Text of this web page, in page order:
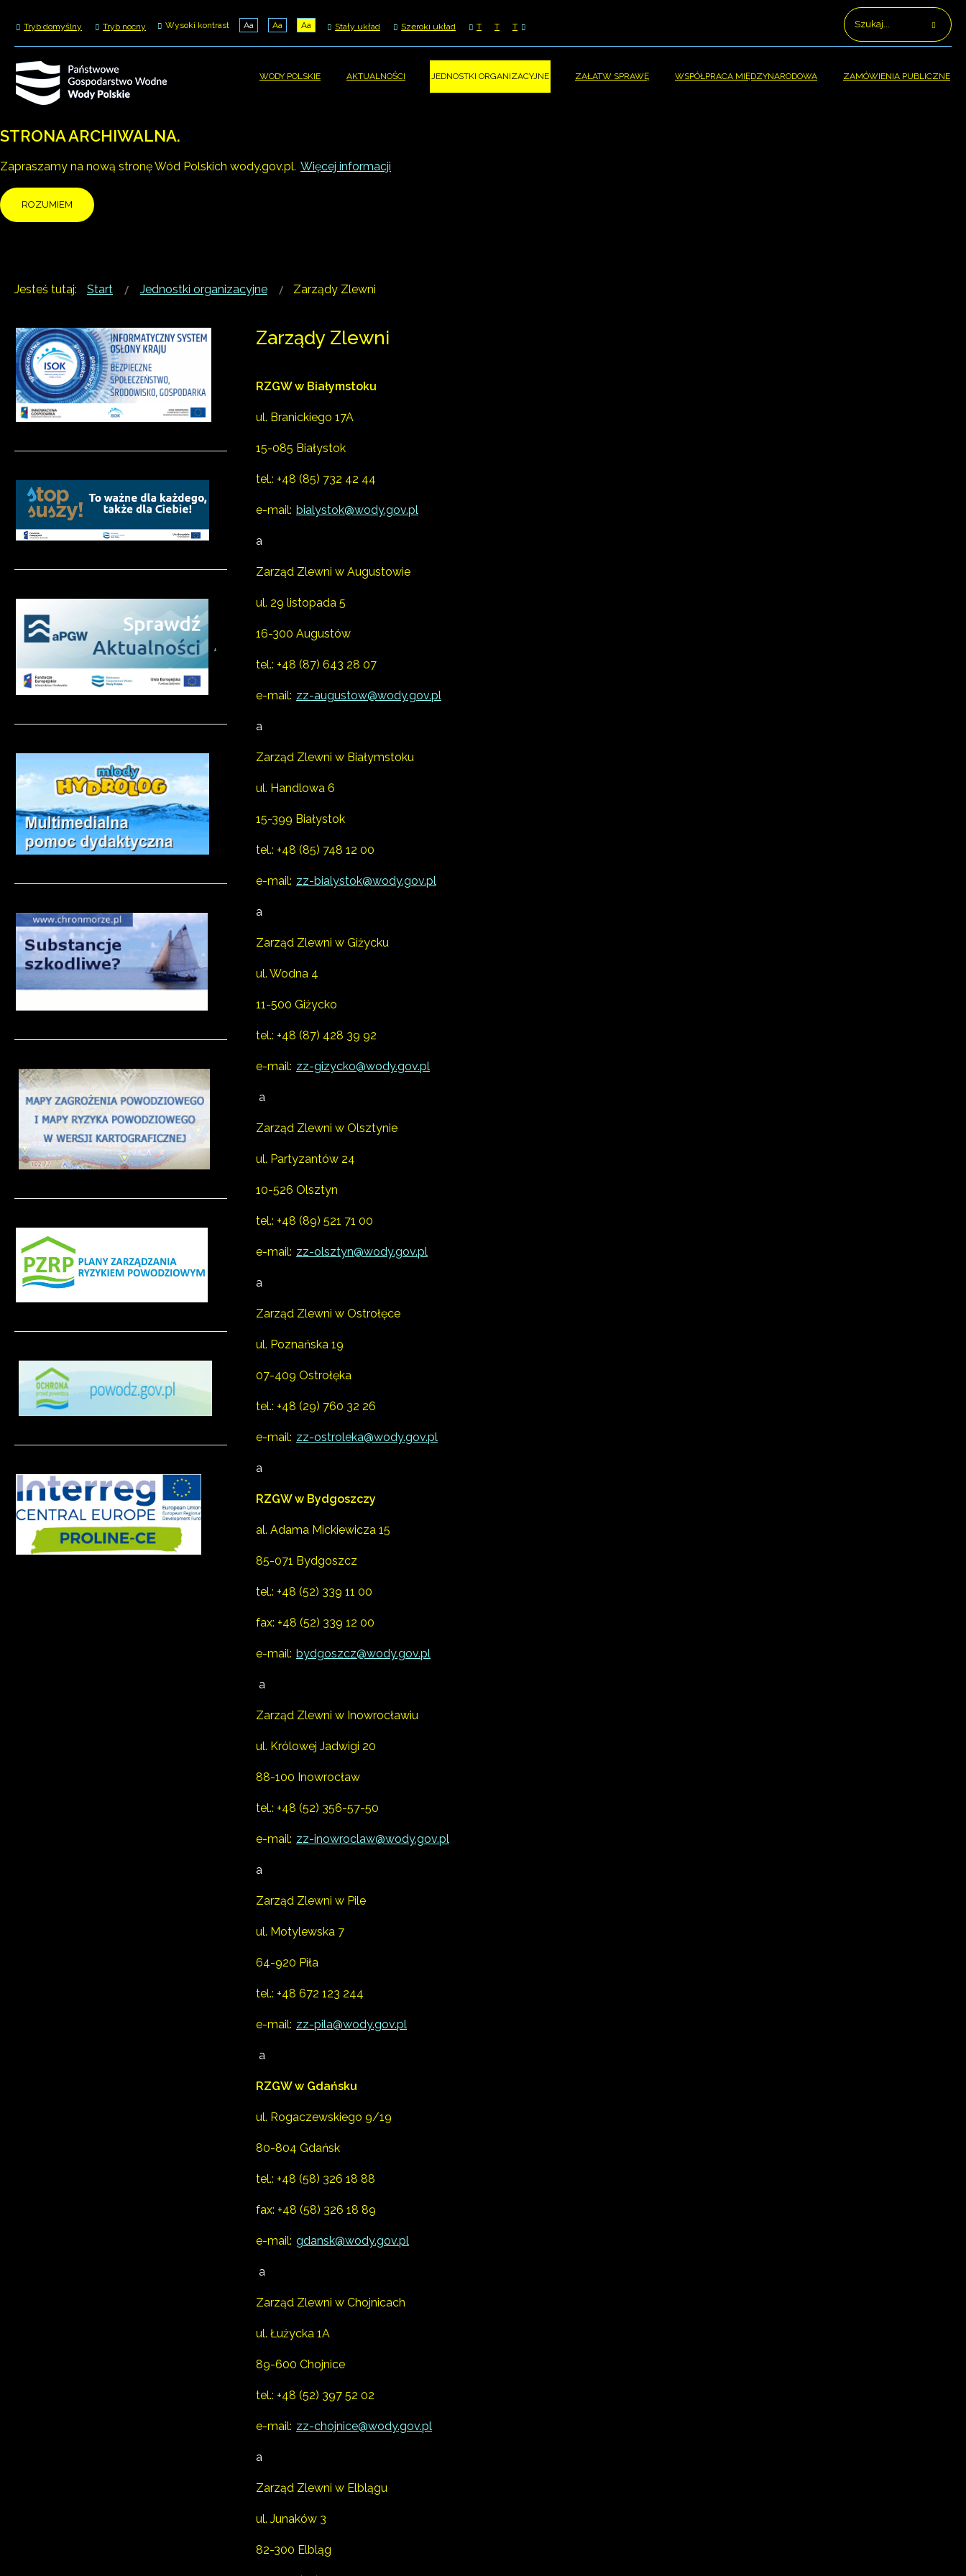
Tryb domyślny Tryb nocny Wysoki kontrast Aa Aa Aa Stały układ Szeroki układ T T T
WODY POLSKIE AKTUALNOŚCI JEDNOSTKI ORGANIZACYJNE ZAŁATW SPRAWĘ WSPÓŁPRACA MIĘDZYNARODOWA ZAMÓWIENIA PUBLICZNE
STRONA ARCHIWALNA.
Zapraszamy na nową stronę Wód Polskich wody.gov.pl. Więcej informacji
ROZUMIEM
Jesteś tutaj: Start Jednostki organizacyjne Zarządy Zlewni
Zarządy Zlewni
RZGW w Białymstoku
ul. Branickiego 17A
15-085 Białystok
tel.: +48 (85) 732 42 44
e-mail: bialystok@wody.gov.pl
a
Zarząd Zlewni w Augustowie
ul. 29 listopada 5
16-300 Augustów
tel.: +48 (87) 643 28 07
e-mail: zz-augustow@wody.gov.pl
a
Zarząd Zlewni w Białymstoku
ul. Handlowa 6
15-399 Białystok
tel.: +48 (85) 748 12 00
e-mail: zz-bialystok@wody.gov.pl
a
Zarząd Zlewni w Giżycku
ul. Wodna 4
11-500 Giżycko
tel.: +48 (87) 428 39 92
e-mail: zz-gizycko@wody.gov.pl
a
Zarząd Zlewni w Olsztynie
ul. Partyzantów 24
10-526 Olsztyn
tel.: +48 (89) 521 71 00
e-mail: zz-olsztyn@wody.gov.pl
a
Zarząd Zlewni w Ostrołęce
ul. Poznańska 19
07-409 Ostrołęka
tel.: +48 (29) 760 32 26
e-mail: zz-ostroleka@wody.gov.pl
a
RZGW w Bydgoszczy
al. Adama Mickiewicza 15
85-071 Bydgoszcz
tel.: +48 (52) 339 11 00
fax: +48 (52) 339 12 00
e-mail: bydgoszcz@wody.gov.pl
a
Zarząd Zlewni w Inowrocławiu
ul. Królowej Jadwigi 20
88-100 Inowrocław
tel.: +48 (52) 356-57-50
e-mail: zz-inowroclaw@wody.gov.pl
a
Zarząd Zlewni w Pile
ul. Motylewska 7
64-920 Piła
tel.: +48 672 123 244
e-mail: zz-pila@wody.gov.pl
a
RZGW w Gdańsku
ul. Rogaczewskiego 9/19
80-804 Gdańsk
tel.: +48 (58) 326 18 88
fax: +48 (58) 326 18 89
e-mail: gdansk@wody.gov.pl
a
Zarząd Zlewni w Chojnicach
ul. Łużycka 1A
89-600 Chojnice
tel.: +48 (52) 397 52 02
e-mail: zz-chojnice@wody.gov.pl
a
Zarząd Zlewni w Elblągu
ul. Junaków 3
82-300 Elbląg
.